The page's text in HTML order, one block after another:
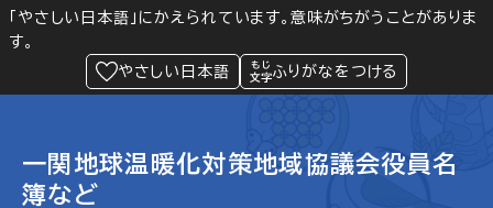
「やさしい日本語」にかえられています。意味がちがうことがありま
す。
やさしい日本語
ふりがなをつける
Language 閲覧支援
緊急情報
一関地球温暖化対策地域協議会役員名
簿など